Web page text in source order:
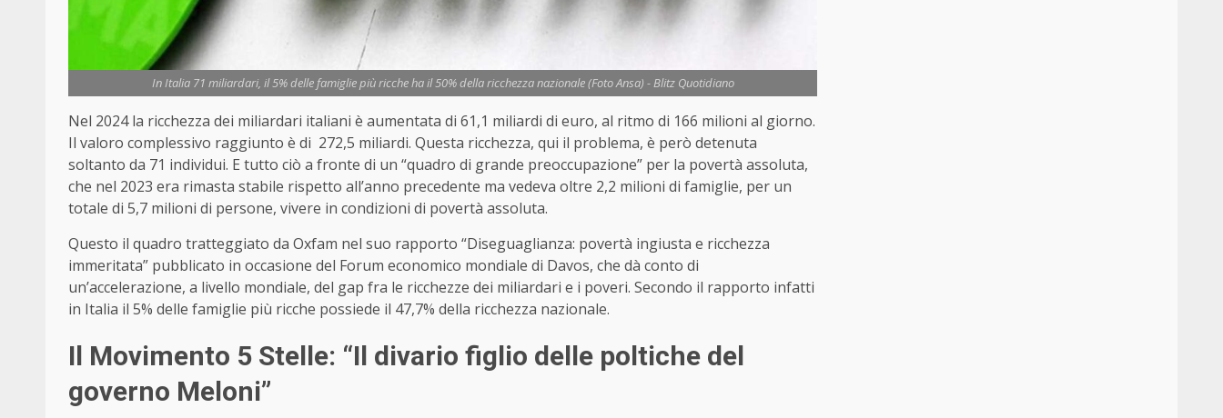
In Italia 71 miliardari, il 5% delle famiglie più ricche ha il 50% della ricchezza nazionale (Foto Ansa) - Blitz Quotidiano
Nel 2024 la ricchezza dei miliardari italiani è aumentata di 61,1 miliardi di euro, al ritmo di 166 milioni al giorno.
Il valoro complessivo raggiunto è di 272,5 miliardi. Questa ricchezza, qui il problema, è però detenuta
soltanto da 71 individui. E tutto ciò a fronte di un “quadro di grande preoccupazione” per la povertà assoluta,
che nel 2023 era rimasta stabile rispetto all’anno precedente ma vedeva oltre 2,2 milioni di famiglie, per un
totale di 5,7 milioni di persone, vivere in condizioni di povertà assoluta.
Questo il quadro tratteggiato da Oxfam nel suo rapporto “Diseguaglianza: povertà ingiusta e ricchezza
immeritata” pubblicato in occasione del Forum economico mondiale di Davos, che dà conto di
un’accelerazione, a livello mondiale, del gap fra le ricchezze dei miliardari e i poveri. Secondo il rapporto infatti
in Italia il 5% delle famiglie più ricche possiede il 47,7% della ricchezza nazionale.
Il Movimento 5 Stelle: “Il divario figlio delle poltiche del
governo Meloni”